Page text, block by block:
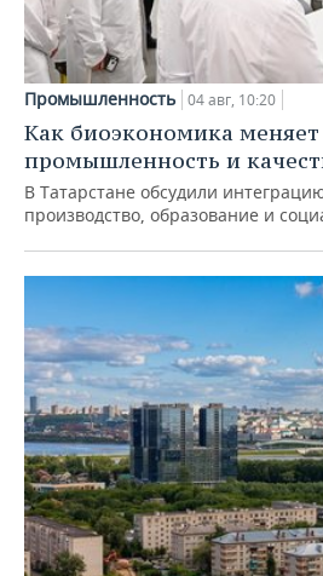
Промышленность 04 авг, 10:20
Как биоэкономика меняет
промышленность и
В Татарстане обсудили
производство, образование и